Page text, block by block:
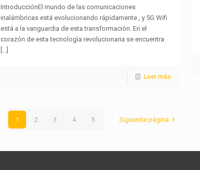
IntroducciónEl mundo de las comunicaciones
inalámbricas está evolucionando rápidamente., y 5G Wifi
está a la vanguardia de esta transformación. En el
corazón de esta tecnología revolucionaria se encuentra
Leer más
1 2 3 4 5 Siguiente página